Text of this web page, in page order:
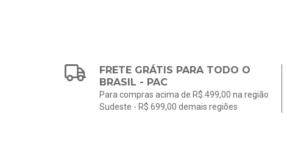
FRETE GRÁTIS PARA TODO O
BRASIL - PAC
Para compras acima de R$.499,00 na região
Sudeste - R$.699,00 demais regiões